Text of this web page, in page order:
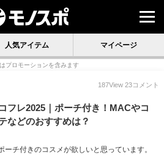
人気アイテム マイページ
プロモーションを含みます
187View 23コメント
フレ2025｜ポーチ付き！MACやコ
などのおすすめは？
チ付きのコスメが欲しいと思っています。